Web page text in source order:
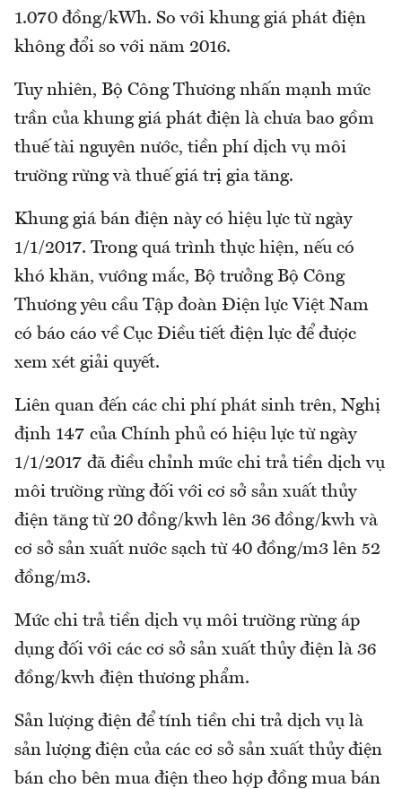
1.070 đồng/kWh. So với khung giá phát điện
không đổi so với năm 2016.
Tuy nhiên, Bộ Công Thương nhấn mạnh mức
trần của khung giá phát điện là chưa bao gồm
thuế tài nguyên nước, tiền phí dịch vụ môi
trường rừng và thuế giá trị gia tăng.
Khung giá bán điện này có hiệu lực từ ngày
1/1/2017. Trong quá trình thực hiện, nếu có
khó khăn, vướng mắc, Bộ trưởng Bộ Công
Thương yêu cầu Tập đoàn Điện lực Việt Nam
có báo cáo về Cục Điều tiết điện lực để được
xem xét giải quyết.
Liên quan đến các chi phí phát sinh trên, Nghị
định 147 của Chính phủ có hiệu lực từ ngày
1/1/2017 đã điều chỉnh mức chi trả tiền dịch vụ
môi trường rừng đối với cơ sở sản xuất thủy
điện tăng từ 20 đồng/kwh lên 36 đồng/kwh và
cơ sở sản xuất nước sạch từ 40 đồng/m3 lên 52
đồng/m3.
Mức chi trả tiền dịch vụ môi trường rừng áp
dụng đối với các cơ sở sản xuất thủy điện là 36
đồng/kwh điện thương phẩm.
Sản lượng điện để tính tiền chi trả dịch vụ là
sản lượng điện của các cơ sở sản xuất thủy điện
bán cho bên mua điện theo hợp đồng mua bán